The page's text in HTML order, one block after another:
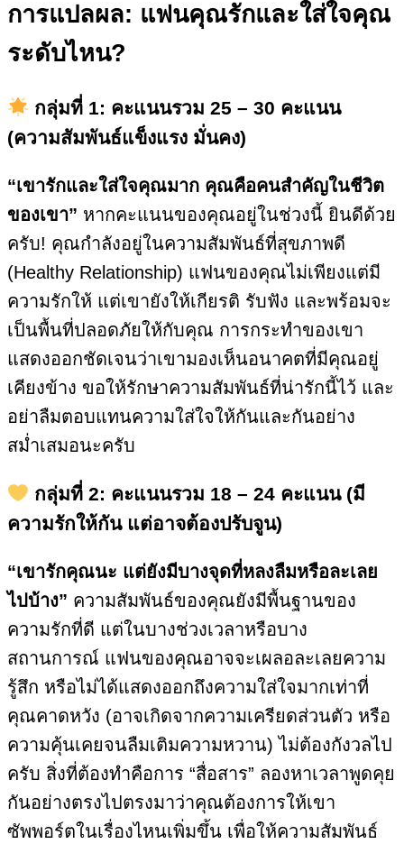
การแปลผล: แฟนคุณรักและใส่ใจคุณ
ระดับไหน?
กลุ่มที่ 1: คะแนนรวม 25 – 30 คะแนน
(ความสัมพันธ์แข็งแรง มั่นคง)
“เขารักและใส่ใจคุณมาก คุณคือคนสำคัญในชีวิต
ของเขา” หากคะแนนของคุณอยู่ในช่วงนี้ ยินดีด้วย
ครับ! คุณกำลังอยู่ในความสัมพันธ์ที่สุขภาพดี
(Healthy Relationship) แฟนของคุณไม่เพียงแต่มี
ความรักให้ แต่เขายังให้เกียรติ รับฟัง และพร้อมจะ
เป็นพื้นที่ปลอดภัยให้กับคุณ การกระทำของเขา
แสดงออกชัดเจนว่าเขามองเห็นอนาคตที่มีคุณอยู่
เคียงข้าง ขอให้รักษาความสัมพันธ์ที่น่ารักนี้ไว้ และ
อย่าลืมตอบแทนความใส่ใจให้กันและกันอย่าง
สม่ำเสมอนะครับ
กลุ่มที่ 2: คะแนนรวม 18 – 24 คะแนน (มี
ความรักให้กัน แต่อาจต้องปรับจูน)
“เขารักคุณนะ แต่ยังมีบางจุดที่หลงลืมหรือละเลย
ไปบ้าง” ความสัมพันธ์ของคุณยังมีพื้นฐานของ
ความรักที่ดี แต่ในบางช่วงเวลาหรือบาง
สถานการณ์ แฟนของคุณอาจจะเผลอละเลยความ
รู้สึก หรือไม่ได้แสดงออกถึงความใส่ใจมากเท่าที่
คุณคาดหวัง (อาจเกิดจากความเครียดส่วนตัว หรือ
ความคุ้นเคยจนลืมเติมความหวาน) ไม่ต้องกังวลไป
ครับ สิ่งที่ต้องทำคือการ “สื่อสาร” ลองหาเวลาพูดคุย
กันอย่างตรงไปตรงมาว่าคุณต้องการให้เขา
ซัพพอร์ตในเรื่องไหนเพิ่มขึ้น เพื่อให้ความสัมพันธ์